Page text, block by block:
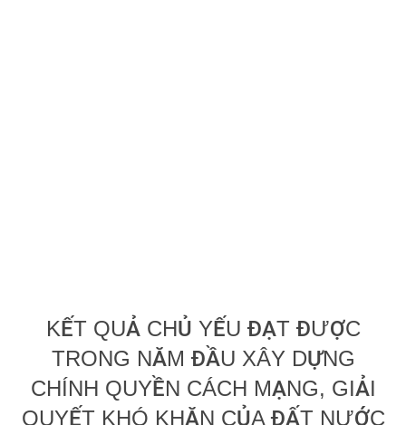
KẾT QUẢ CHỦ YẾU ĐẠT ĐƯỢC
TRONG NĂM ĐẦU XÂY DỰNG
CHÍNH QUYỀN CÁCH MẠNG, GIẢI
QUYẾT KHÓ KHĂN CỦA ĐẤT NƯỚC